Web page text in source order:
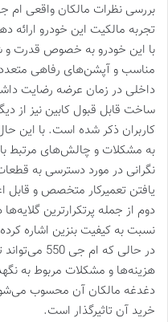
تجربه مالکیت این خودرو ارائه
با این خودرو به خصوص قدرت و
مناسب و آپشن‌های رفاهی
داخلی در زمان عرضه رضایت
ساخت قابل قبول کابین نیز از
کاربران ذکر شده است. با این
به مشکلات و چالش‌های مرتبط
نگرانی در مورد دسترسی به
یافتن تعمیرکار متخصص و قابل
دوم از جمله پرتکرارترین
نسبت به کیفیت بنزین اشاره
در حالی که
هزینه‌ها و مشکلات مربوط به
دغدغه مالکان آن محسوب
خرید آن تاثیرگذار است.